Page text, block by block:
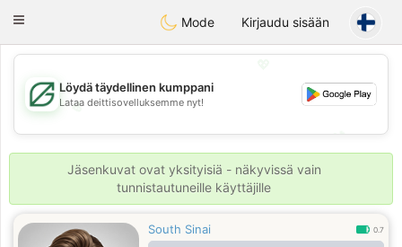
GulfDating
Toggle
Mode Kirjaudu sisään
💖
💕
💕
Löydä täydellinen kumppani
Lataa deittisovelluksemme nyt!
Jäsenkuvat ovat yksityisiä - näkyvissä vain
tunnistautuneille käyttäjille
South Sinai 0.7